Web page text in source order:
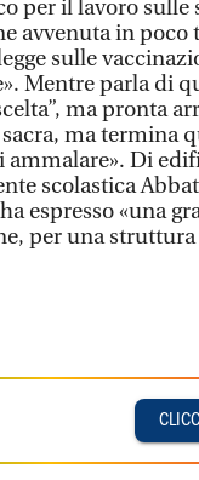
per il lavoro sulle
avvenuta in poco
sulle
Mentre parla di
ma pronta
ma termina
Di
scolastica
espresso «una
per una struttura